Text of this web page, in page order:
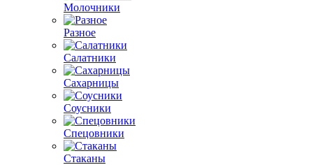
Молочники
Разное
Салатники
Сахарницы
Соусники
Спецовники
Стаканы